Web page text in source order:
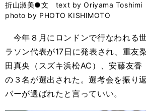
バ
折山淑美●文 text by Oriyama Toshimi
photo by PHOTO KISHIMOTO
今年８月にロンドンで行なわれる
ラソン代表が17日に発表され、重友
田真央（スズキ浜松AC）、安藤友香
の３名が選出された。選考会を振り
バーが選ばれたと言っていい。